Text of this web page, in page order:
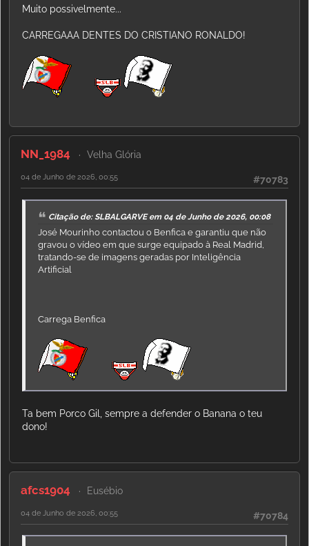
Muito possivelmente...
CARREGAAA DENTES DO CRISTIANO RONALDO!
NN_1984 Velha Glória
#70783
04 de Junho de 2026, 00:55
Citação de: SLBALGARVE em 04 de Junho de 2026, 00:08
José Mourinho contactou o Benfica e garantiu que não
gravou o vídeo em que surge equipado à Real Madrid,
tratando-se de imagens geradas por Inteligência
Artificial
Carrega Benfica
Ta bem Porco Gil, sempre a defender o Banana o teu
dono!
afcs1904 Eusébio
#70784
04 de Junho de 2026, 00:55